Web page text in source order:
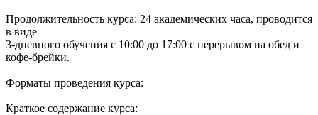
Продолжительность курса: 24 академических часа, проводится
в виде
3-дневного обучения с 10:00 до 17:00 с перерывом на обед и
кофе-брейки.
Форматы проведения курса:
Краткое содержание курса: